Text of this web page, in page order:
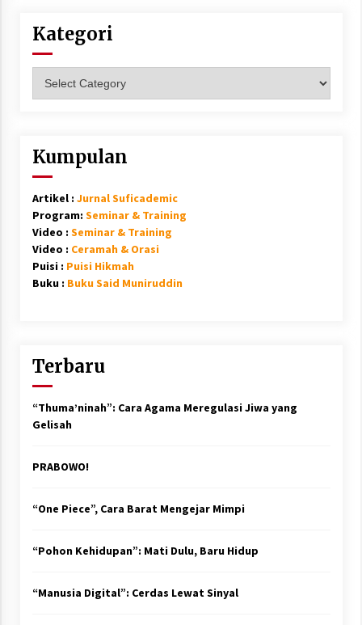
Kategori
Kumpulan
Artikel : Jurnal Suficademic
Program: Seminar & Training
Video : Seminar & Training
Video : Ceramah & Orasi
Puisi : Puisi Hikmah
Buku : Buku Said Muniruddin
Terbaru
“Thuma’ninah”: Cara Agama Meregulasi Jiwa yang
Gelisah
PRABOWO!
“One Piece”, Cara Barat Mengejar Mimpi
“Pohon Kehidupan”: Mati Dulu, Baru Hidup
“Manusia Digital”: Cerdas Lewat Sinyal